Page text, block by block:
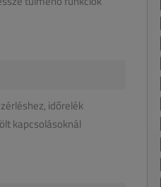
időrelék
kapcsolásoknál